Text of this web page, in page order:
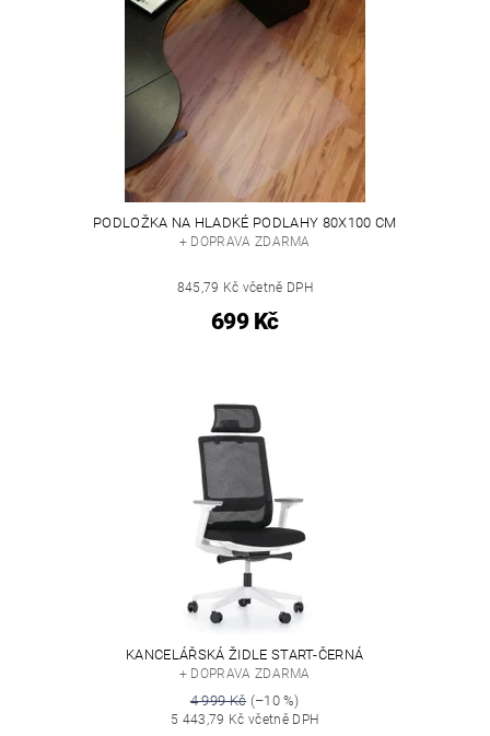
PODLOŽKA NA HLADKÉ PODLAHY 80X100 CM
+ DOPRAVA ZDARMA
845,79 Kč včetně DPH
699 Kč
KANCELÁŘSKÁ ŽIDLE START-ČERNÁ
+ DOPRAVA ZDARMA
4 999 Kč(–10 %)
5 443,79 Kč včetně DPH